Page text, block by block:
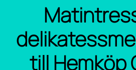
till Hemköp